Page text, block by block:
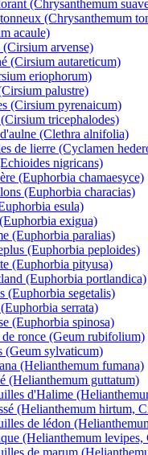
(Chrysanthemum
(Chrysanthemum
acaule)
arvense)
(Cirsium autareticum)
eriophorum)
palustre)
(Cirsium pyrenaicum)
tricephalodes)
(Clethra alnifolia)
de lierre (Cyclamen
nigricans)
(Euphorbia chamaesyce)
(Euphorbia characias)
esula)
exigua)
(Euphorbia paralias)
(Euphorbia peploides)
(Euphorbia pityusa)
(Euphorbia portlandica)
(Euphorbia segetalis)
serrata)
(Euphorbia spinosa)
ronce (Geum rubifolium)
(Geum sylvaticum)
(Helianthemum fumana)
(Helianthemum guttatum)
d'Halime
(Helianthemum hirtum,
de lédon
(Helianthemum levipes,
de marum